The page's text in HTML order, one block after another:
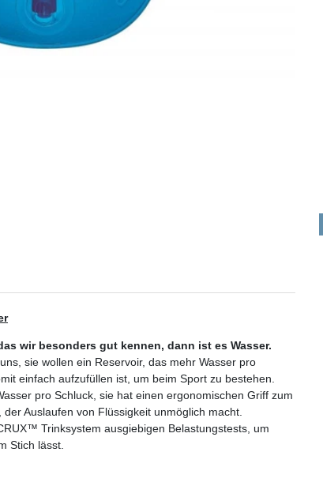
wir besonders gut kennen, dann ist es Wasser.
sie wollen ein Reservoir, das mehr Wasser pro
einfach aufzufüllen ist, um beim Sport zu bestehen.
pro Schluck, sie hat einen ergonomischen Griff zum
Auslaufen von Flüssigkeit unmöglich macht.
Trinksystem ausgiebigen Belastungstests, um
Stich lässt.